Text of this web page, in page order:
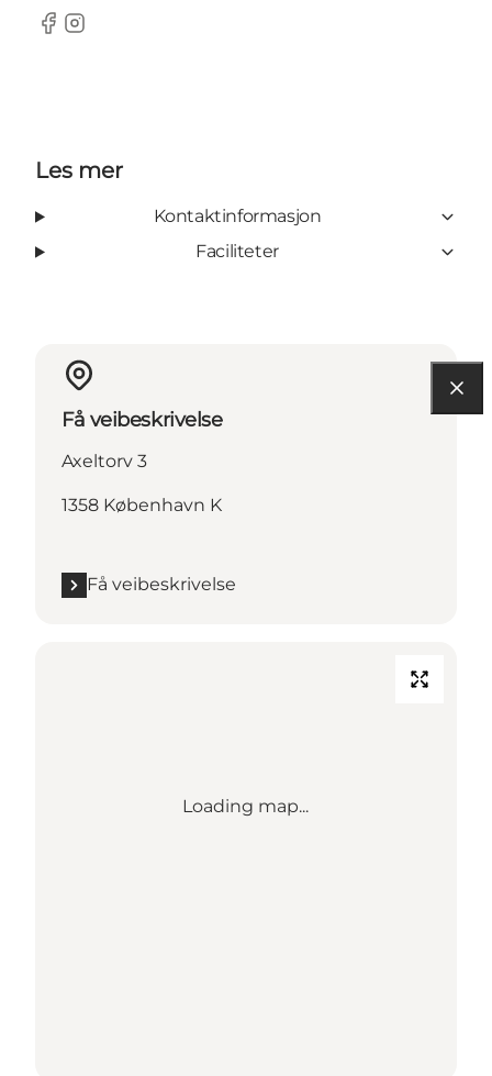
Facebook
Instagram
Les mer
Kontaktinformasjon
Faciliteter
Få veibeskrivelse
Axeltorv 3
1358 København K
Få veibeskrivelse
Loading map...